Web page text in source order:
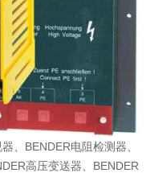
、BENDER电阻检测器、
高压变送器、BENDER